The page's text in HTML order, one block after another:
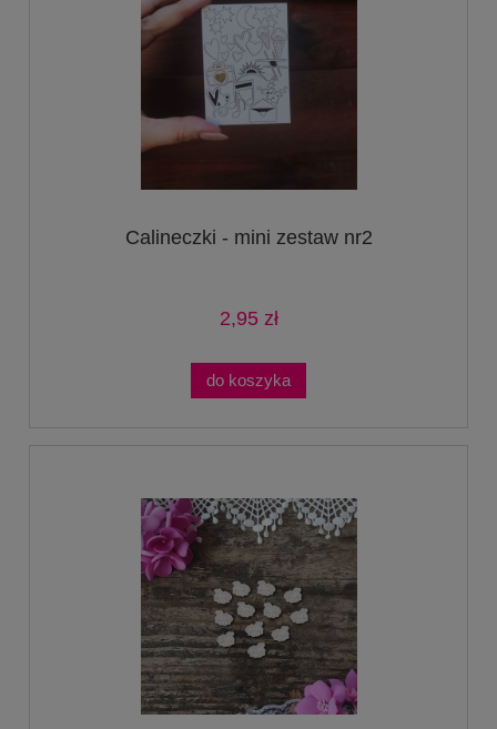
Calineczki - mini zestaw nr2
2,95 zł
do koszyka